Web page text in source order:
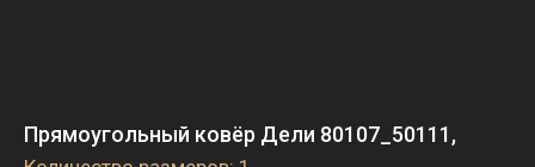
Прямоугольный ковёр Дели 80107_50111,